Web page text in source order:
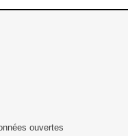
ouvertes